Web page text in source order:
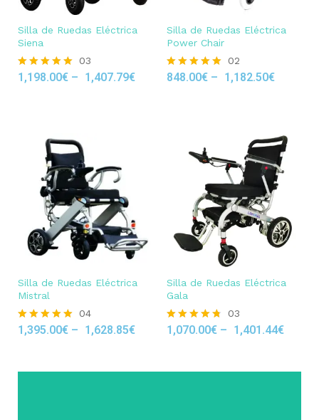
Silla de Ruedas Eléctrica
Siena
Rated
03
1,198.00€ – 1,407.79€
Silla de Ruedas Eléctrica
Power Chair
Rated
02
848.00€ – 1,182.50€
Silla de Ruedas Eléctrica
Mistral
Rated
04
1,395.00€ – 1,628.85€
Silla de Ruedas Eléctrica
Gala
Rated
03
1,070.00€ – 1,401.44€